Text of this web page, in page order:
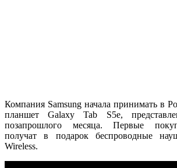
Компания Samsung начала принимать в
планшет Galaxy Tab S5e,
позапрошлого месяца. Первые
получат в подарок беспроводные
Wireless.